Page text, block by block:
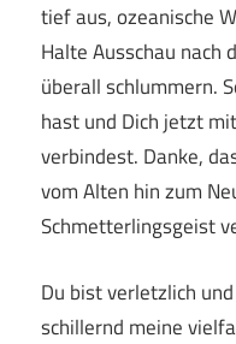
tief aus, ozeanische
Halte Ausschau nach
überall schlummern.
hast und Dich jetzt
verbindest. Danke,
vom Alten hin zum
Schmetterlingsgeist
Du bist verletzlich
schillernd meine